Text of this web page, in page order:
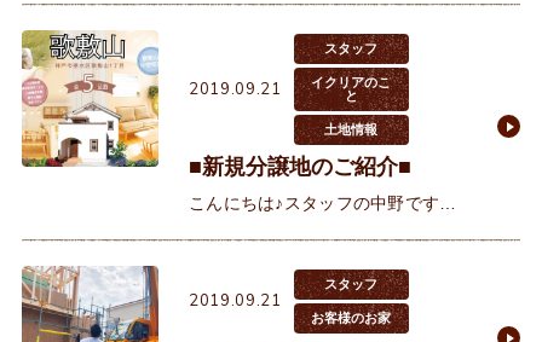
たので、早速行ってきました(^^) ま
るで不思議の国の
2019.09.21
スタッフ
イクリアのこ
と
土地情報
■新規分譲地のご紹介■
こんにちは♪スタッフの中野です。
です♪↓↓↓■神戸市垂水区歌敷山1丁目
■ＪＲ舞子駅徒歩14分■山
2019.09.21
スタッフ
お客様のお家